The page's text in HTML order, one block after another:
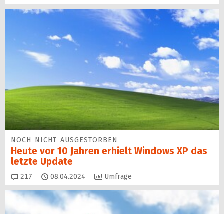
NOCH NICHT AUSGESTORBEN
Heute vor 10 Jahren erhielt Windows XP das
letzte Update
217 Kommentare
08.04.2024 Umfrage